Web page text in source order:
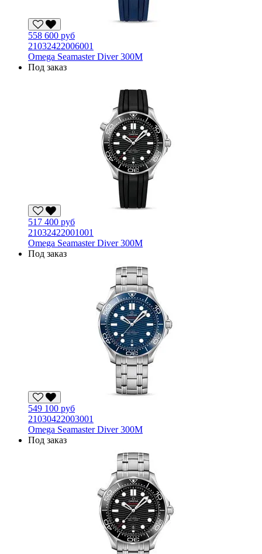
558 600 руб
21032422006001
Omega Seamaster Diver 300M
Под заказ
517 400 руб
21032422001001
Omega Seamaster Diver 300M
Под заказ
549 100 руб
21030422003001
Omega Seamaster Diver 300M
Под заказ